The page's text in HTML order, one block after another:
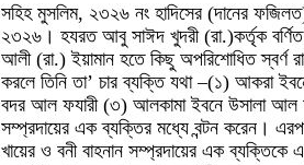
সহিহ মুসলিম, ২৩২৬ নং হাদিসের (দানের
২৩২৬। হযরত আবু সাঈদ খুদরী (রা.)কর্তৃক
আলী (রা.) ইয়ামান হতে কিছু অপরিশোধিত স্বর্ণ
করলে তিনি তা’ চার ব্যক্তি যথা –(১) আকরা
বদর আল ফযারী (৩) আলকামা ইবনে উসালা আল
সম্প্রদায়ের এক ব্যক্তির মধ্যে বন্টন করেন।
খায়ের ও বনী বাহনান সম্প্রদায়ের এক